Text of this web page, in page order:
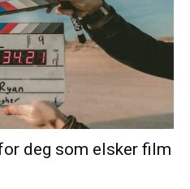
deg som elsker film